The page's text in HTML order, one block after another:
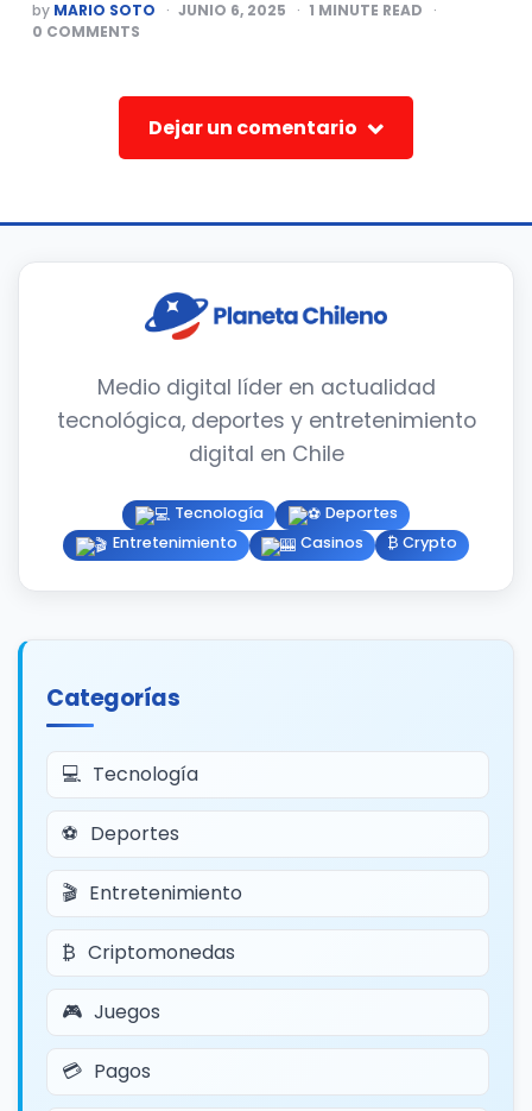
POSTED
BY
by MARIO SOTO JUNIO 6, 2025 1 MINUTE READ
0 COMMENTS
Dejar un comentario
Medio digital líder en actualidad
tecnológica, deportes y entretenimiento
digital en Chile
Tecnología
Deportes
Entretenimiento
Casinos ₿ Crypto
Categorías
Tecnología
Deportes
Entretenimiento
Criptomonedas
Juegos
Pagos